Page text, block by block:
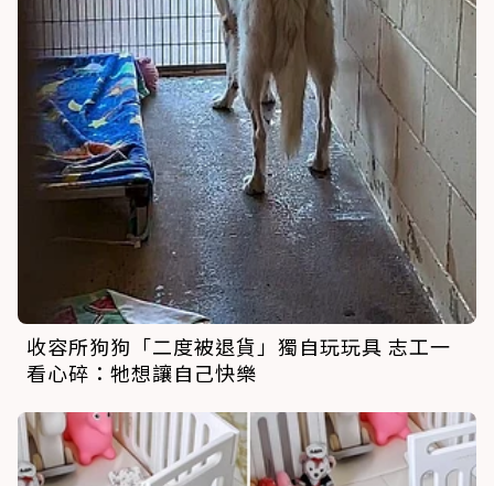
收容所狗狗「二度被退貨」獨自玩玩具 志工一
看心碎：牠想讓自己快樂